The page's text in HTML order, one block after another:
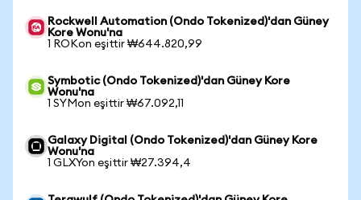
Rockwell Automation (Ondo Tokenized)'dan Güney
Kore Wonu'na
1 ROKon eşittir ₩644.820,99
Symbotic (Ondo Tokenized)'dan Güney Kore
Wonu'na
1 SYMon eşittir ₩67.092,11
Galaxy Digital (Ondo Tokenized)'dan Güney Kore
Wonu'na
1 GLXYon eşittir ₩27.394,4